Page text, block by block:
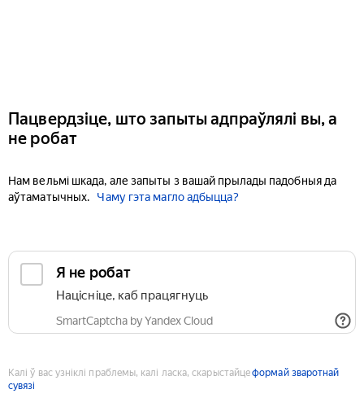
Пацвердзіце, што запыты адпраўлялі вы, а
не робат
Нам вельмі шкада, але запыты з вашай прылады падобныя да
аўтаматычных.
Чаму гэта магло адбыцца?
Я не робат
Націсніце, каб працягнуць
SmartCaptcha by Yandex Cloud
Калі ў вас узніклі праблемы, калі ласка, скарыстайцеформай зваротнай
сувязі